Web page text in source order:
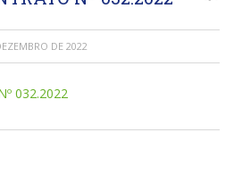
DE 2022
032.2022